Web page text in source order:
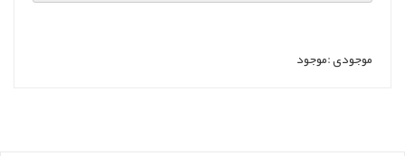
موجودی :موجود